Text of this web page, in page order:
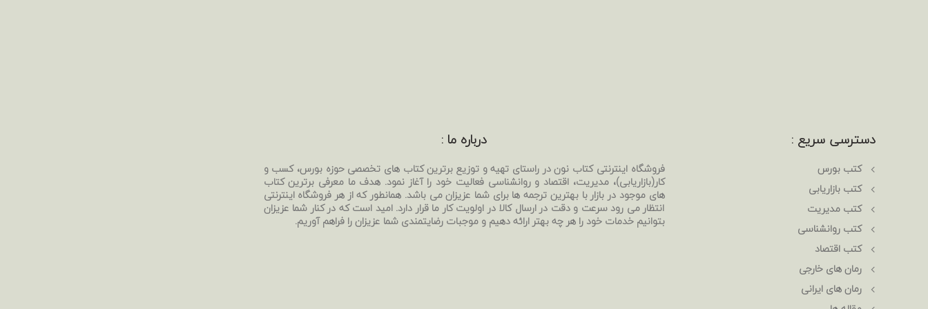
درباره ما :
فروشگاه اینترنتی کتاب نون در راستای تهیه و توزیع برترین کتاب های تخصصی حوزه بورس، کسب و
کار(بازاریابی)، مدیریت، اقتصاد و روانشناسی فعالیت خود را آغاز نمود. هدف ما معرفی برترین کتاب
های موجود در بازار با بهترین ترجمه ها برای شما عزیزان می باشد. همانطور که از هر فروشگاه اینترنتی
انتظار می رود سرعت و دقت در ارسال کالا در اولویت کار ما قرار دارد. امید است که در کنار شما عزیزان
بتوانیم خدمات خود را هر چه بهتر ارائه دهیم و موجبات رضایتمندی شما عزیزان را فراهم آوریم.
دسترسی سریع :
کتب بورس
کتب بازاریابی
کتب مدیریت
کتب روانشناسی
کتب اقتصاد
رمان های خارجی
رمان های ایرانی